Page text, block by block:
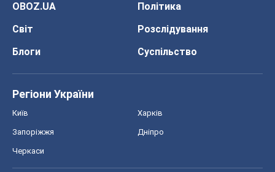
OBOZ.UA
Політика
Світ
Розслідування
Блоги
Суспільство
Регіони України
Київ Харків
Запоріжжя Дніпро
Черкаси